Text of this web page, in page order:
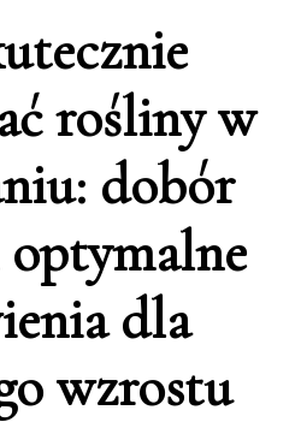
rośliny w
dobór
optymalne
dla
wzrostu